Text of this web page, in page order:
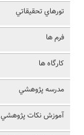
تورهاي تحقيقاتي
فرم ها
کارگاه ها
مدرسه پژوهشي
آموزش نکات پژوهشي